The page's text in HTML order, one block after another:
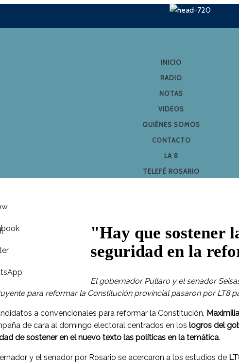
INICIO
RADIO
NOTAS
VIDEOS
QUIÉNES SOMOS
CONTACTO
LA 8
TELEFÉ ROSARIO
"Hay que sostener
seguridad en la
El gobernador Pullaro y el senador
para reformar la Constitución provincial pasaron por LT8
a convencionales para reformar la Constitución,
de cara al domingo electoral centrados en los logros del
de sostener en el nuevo texto las políticas en la temática.
y el senador por Rosario se acercaron a los estudios de